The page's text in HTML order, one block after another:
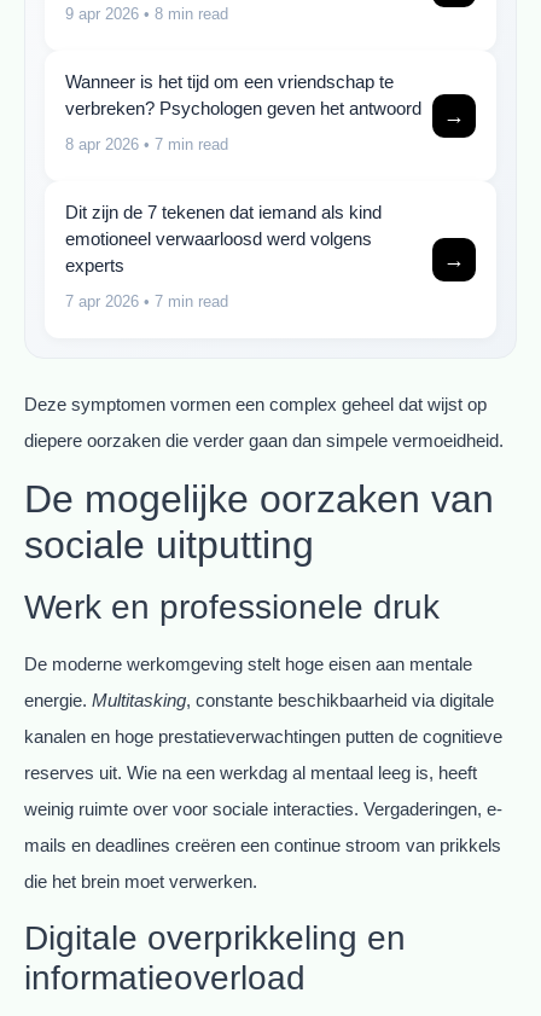
9 apr 2026 • 8 min read
Wanneer is het tijd om een vriendschap te
verbreken? Psychologen geven het antwoord
8 apr 2026 • 7 min read
→
Dit zijn de 7 tekenen dat iemand als kind
emotioneel verwaarloosd werd volgens
experts
7 apr 2026 • 7 min read
→
Deze symptomen vormen een complex geheel dat wijst op
diepere oorzaken die verder gaan dan simpele vermoeidheid.
De mogelijke oorzaken van
sociale uitputting
Werk en professionele druk
De moderne werkomgeving stelt hoge eisen aan mentale
energie. Multitasking, constante beschikbaarheid via digitale
kanalen en hoge prestatieverwachtingen putten de cognitieve
reserves uit. Wie na een werkdag al mentaal leeg is, heeft
weinig ruimte over voor sociale interacties. Vergaderingen, e-
mails en deadlines creëren een continue stroom van prikkels
die het brein moet verwerken.
Digitale overprikkeling en
informatieoverload